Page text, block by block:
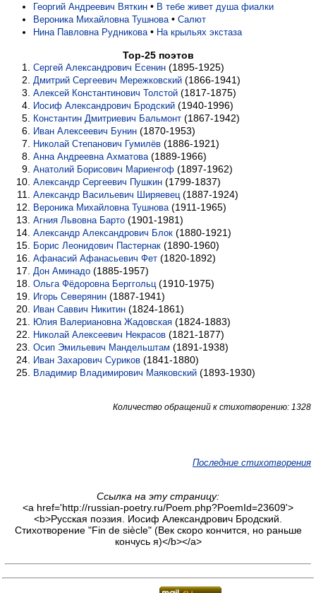
Георгий Андреевич Вяткин • В тебе живет душа фиалки
Вероника Михайловна Тушнова • Салют
Нина Павловна Рудникова • На крыльях экстаза
Top-25 поэтов
Сергей Александрович Есенин (1895-1925)
Дмитрий Сергеевич Мережковский (1866-1941)
Алексей Константинович Толстой (1817-1875)
Иосиф Александрович Бродский (1940-1996)
Константин Дмитриевич Бальмонт (1867-1942)
Иван Алексеевич Бунин (1870-1953)
Николай Степанович Гумилёв (1886-1921)
Анна Андреевна Ахматова (1889-1966)
Анатолий Борисович Мариенгоф (1897-1962)
Александр Сергеевич Пушкин (1799-1837)
Александр Васильевич Ширяевец (1887-1924)
Вероника Михайловна Тушнова (1911-1965)
Агния Львовна Барто (1901-1981)
Александр Александрович Блок (1880-1921)
Борис Леонидович Пастернак (1890-1960)
Афанасий Афанасьевич Фет (1820-1892)
Дон Аминадо (1885-1957)
Ольга Фёдоровна Берггольц (1910-1975)
Игорь Северянин (1887-1941)
Иван Саввич Никитин (1824-1861)
Юлия Валериановна Жадовская (1824-1883)
Николай Алексеевич Некрасов (1821-1877)
Осип Эмильевич Мандельштам (1891-1938)
Иван Захарович Суриков (1841-1880)
Владимир Владимирович Маяковский (1893-1930)
Количество обращений к стихотворению: 1328
Последние стихотворения
Ссылка на эту страницу:
<a href='http://russian-poetry.ru/Poem.php?PoemId=23609'>
<b>Русская поэзия. Иосиф Александрович Бродский.
Стихотворение "Fin de siècle" (Век скоро кончится, но раньше
кончусь я)</b></a>